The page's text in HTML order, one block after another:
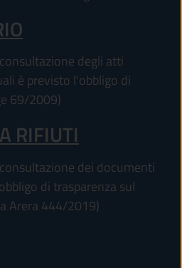
degli atti
è previsto l'obbligo di
69/2009)
RIFIUTI
dei documenti
di trasparenza sul
Arera 444/2019)